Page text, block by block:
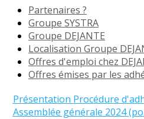
Partenaires ?
Groupe SYSTRA
Groupe DEJANTE
Localisation Groupe
Offres d'emploi chez
Offres émises par les
Présentation Procédure
Assemblée générale 2024